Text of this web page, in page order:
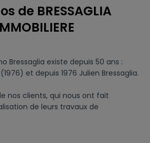
de BRESSAGLIA
Bressaglia existe depuis 50 ans :
et depuis 1976 Julien Bressaglia.
nos clients, qui nous ont fait
de leurs travaux de
et façades par le passé nous
rentrant dans le domaine de